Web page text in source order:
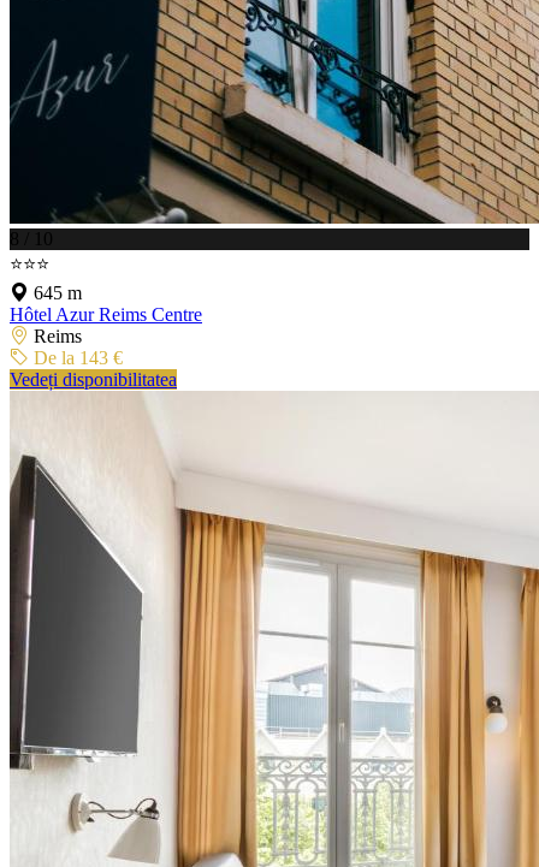
8 / 10
⭐⭐⭐
645 m
Hôtel Azur Reims Centre
Reims
De la 143 €
Vedeți disponibilitatea